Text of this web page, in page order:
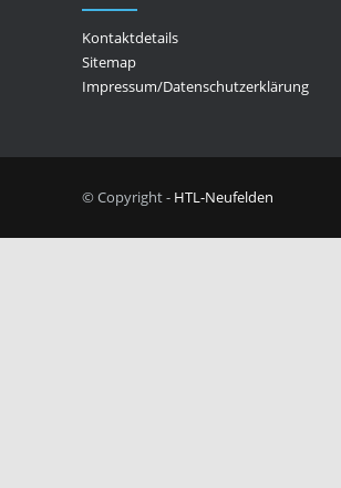
Kontaktdetails
Sitemap
Impressum/Datenschutzerklärung
© Copyright - HTL-Neufelden